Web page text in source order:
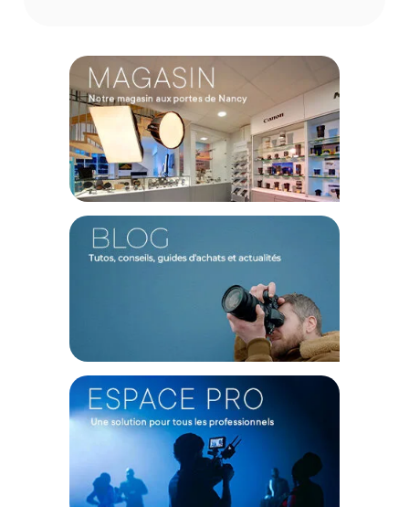
Confort et légèreté absolue
Avec un poids net de seulement 27 g, cette courroie sait se
faire oublier tout en garantissant une tenue fiable et
sécurisée. Elle préserve la compacité et la mobilité de votre
système photographique, ce qui en fait le compagnon idéal
pour le reportage de rue, le voyage ou l'usage quotidien.
Caractéristiques de la courroie en cuir tressé Leica
noire :
Marque : Leica
Catégorie : Courroie de transport / Accessoires
Compatibilité : Universelle (entièrement compatible avec les
produits de série existants, notamment idéale pour les
gammes M11-P, Q3 et D-Lux 8)
Structure : Tressée
Couleur : Noir
Poids : 27 g
CONTENU DU CARTON
1x Courroie en cuir tressé Leica noire